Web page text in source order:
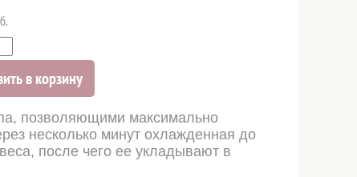
в корзину
позволяющими максимально
несколько минут охлажденная до
после чего ее укладывают в